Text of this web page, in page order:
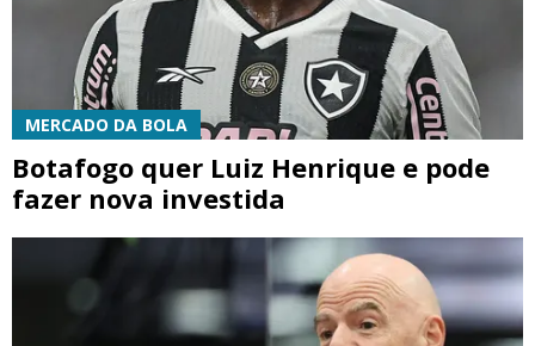
MERCADO DA BOLA
Botafogo quer Luiz Henrique e pode
fazer nova investida